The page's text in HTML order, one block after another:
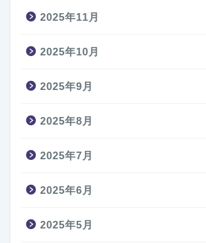
2025年11月
2025年10月
2025年9月
2025年8月
2025年7月
2025年6月
2025年5月